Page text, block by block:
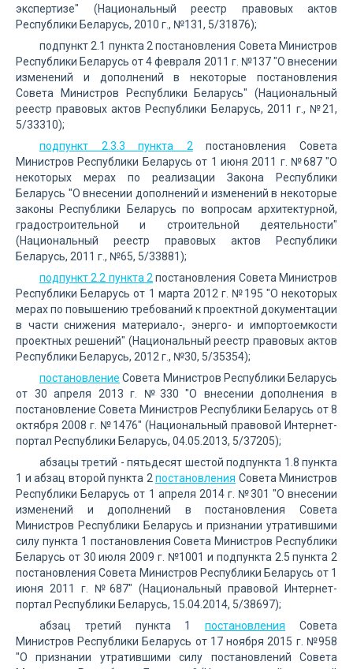
экспертизе" (Национальный реестр правовых актов
Республики Беларусь, 2010 г., №131, 5/31876);
подпункт 2.1 пункта 2 постановления Совета Министров
Республики Беларусь от 4 февраля 2011 г. №137 "О внесении
изменений и дополнений в некоторые постановления
Совета Министров Республики Беларусь" (Национальный
реестр правовых актов Республики Беларусь, 2011 г., №21,
5/33310);
подпункт 2.3.3 пункта 2 постановления Совета
Министров Республики Беларусь от 1 июня 2011 г. №687 "О
некоторых мерах по реализации Закона Республики
Беларусь "О внесении дополнений и изменений в некоторые
законы Республики Беларусь по вопросам архитектурной,
градостроительной и строительной деятельности"
(Национальный реестр правовых актов Республики
Беларусь, 2011 г., №65, 5/33881);
подпункт 2.2 пункта 2 постановления Совета Министров
Республики Беларусь от 1 марта 2012 г. №195 "О некоторых
мерах по повышению требований к проектной документации
в части снижения материало-, энерго- и импортоемкости
проектных решений" (Национальный реестр правовых актов
Республики Беларусь, 2012 г., №30, 5/35354);
постановление Совета Министров Республики Беларусь
от 30 апреля 2013 г. №330 "О внесении дополнения в
постановление Совета Министров Республики Беларусь от 8
октября 2008 г. №1476" (Национальный правовой Интернет-
портал Республики Беларусь, 04.05.2013, 5/37205);
абзацы третий - пятьдесят шестой подпункта 1.8 пункта
1 и абзац второй пункта 2 постановления Совета Министров
Республики Беларусь от 1 апреля 2014 г. №301 "О внесении
изменений и дополнений в постановления Совета
Министров Республики Беларусь и признании утратившими
силу пункта 1 постановления Совета Министров Республики
Беларусь от 30 июля 2009 г. №1001 и подпункта 2.5 пункта 2
постановления Совета Министров Республики Беларусь от 1
июня 2011 г. №687" (Национальный правовой Интернет-
портал Республики Беларусь, 15.04.2014, 5/38697);
абзац третий пункта 1постановления Совета
Министров Республики Беларусь от 17 ноября 2015 г. №958
"О признании утратившими силу постановлений Совета